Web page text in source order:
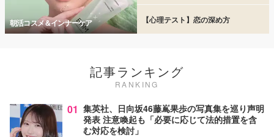
朝活コスメ＆インナーケア 【心理テスト】恋の深め方
記事ランキング
RANKING
01 集英社、日向坂46藤嶌果歩の写真集を巡り声明
発表 注意喚起も「必要に応じて法的措置を含
む対応を検討」